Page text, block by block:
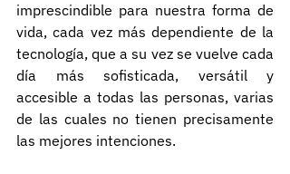
imprescindible para nuestra forma de
vida, cada vez más dependiente de la
tecnología, que a su vez se vuelve cada
día más sofisticada, versátil y
accesible a todas las personas, varias
de las cuales no tienen precisamente
las mejores intenciones.